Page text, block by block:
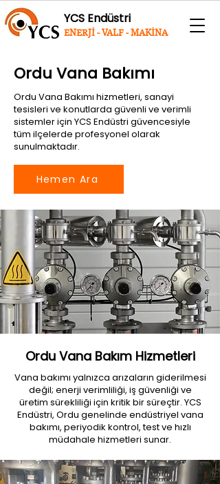
YCS Endüstri
ENERJİ - VALF - MAKİNA
Ordu Vana Bakımı
Ordu Vana Bakımı hizmetleri, sanayi
tesisleri ve konutlarda güvenli ve verimli
sistemler için YCS Endüstri güvencesiyle
tüm ilçelerde profesyonel olarak
sunulmaktadır.
Hemen Ara
Ordu Vana Bakım Hizmetleri
Vana bakımı yalnızca arızaların giderilmesi
değil; enerji verimliliği, iş güvenliği ve
üretim sürekliliği için kritik bir süreçtir. YCS
Endüstri, Ordu genelinde endüstriyel vana
bakımı, periyodik kontrol, test ve hızlı
müdahale hizmetleri sunar.